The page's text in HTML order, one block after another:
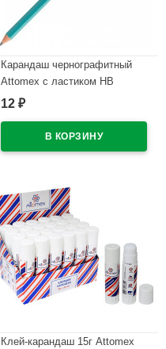
Карандаш чернографитный
Attomex с ластиком НВ
зеленый корпус, пластиковый
12 ₽
Клей-карандаш 15г Attomex